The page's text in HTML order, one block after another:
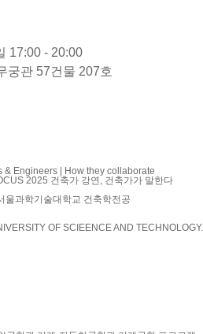
17:00 - 20:00
궁관 57건물 207호
& Engineers | How they collaborate
2025 건축가 강연, 건축가가 말한다
울과학기술대학교 건축학전공
OF SCIEENCE AND TECHNOLOGY.